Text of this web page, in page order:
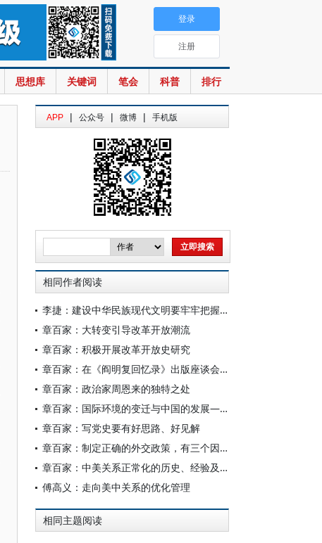
思想库 关键词 笔会 科普 排行
登录
注册
APP | 公众号 | 微博 | 手机版
相同作者阅读
李捷：建设中华民族现代文明要牢牢把握“根脉”和“魂脉”
章百家：大转变引导改革开放潮流
章百家：积极开展改革开放史研究
章百家：在《阎明复回忆录》出版座谈会上的发言
章百家：政治家周恩来的独特之处
章百家：国际环境的变迁与中国的发展——基于历史考察的若干思考
章百家：写党史要有好思路、好见解
章百家：制定正确的外交政策，有三个因素特别重要
章百家：中美关系正常化的历史、经验及启示
傅高义：走向美中关系的优化管理
相同主题阅读